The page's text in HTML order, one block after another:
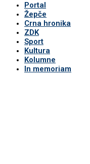
Portal
Žepče
Crna hronika
ZDK
Sport
Kultura
Kolumne
In memoriam